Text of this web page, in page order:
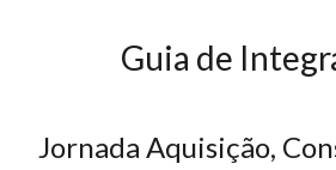
Guia de
Jornada Aquisição,